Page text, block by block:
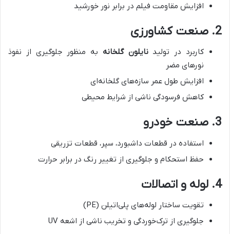
افزایش مقاومت فیلم در برابر نور خورشید
2. صنعت کشاورزی
کاربرد در تولیدنایلون گلخانه به منظور جلوگیری از نفوذ
نورهای مضر
افزایش طول عمر سازه‌های گلخانه‌ای
کاهش فرسودگی ناشی از شرایط محیطی
3. صنعت خودرو
استفاده در قطعات داشبورد، سپر، قطعات تزریقی
حفظ استحکام و جلوگیری از تغییر رنگ در برابر حرارت
4. لوله و اتصالات
تقویت ساختار لوله‌های پلی‌اتیلن (PE)
جلوگیری از ترک‌خوردگی و تخریب ناشی از اشعه UV